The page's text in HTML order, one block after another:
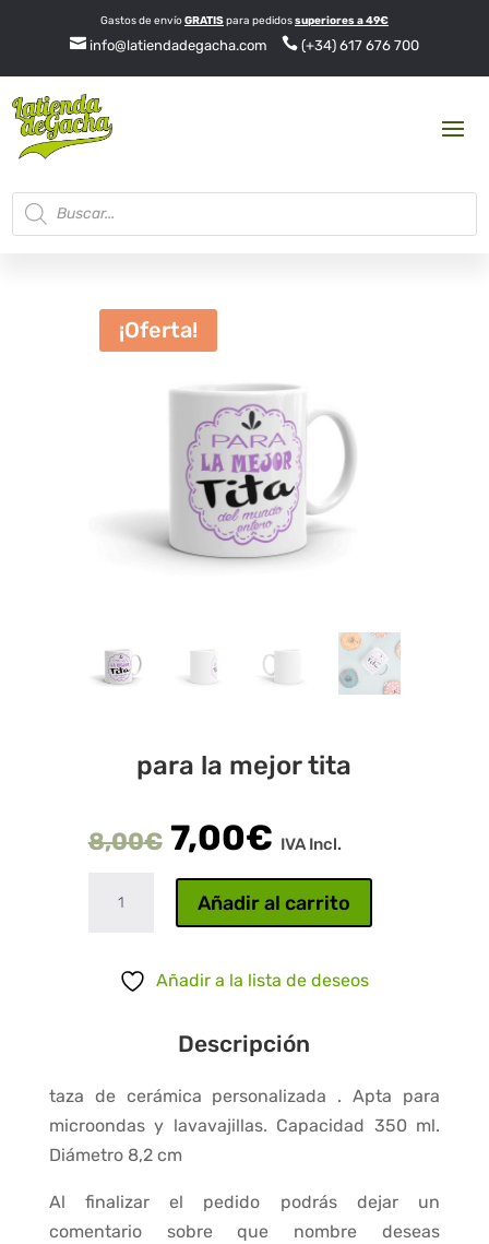
Gastos de envíoGRATISpara pedidossuperiores a 49€
info@latiendadegacha.com (+34) 617 676 700
Búsqueda
de
productos
¡Oferta!
para la mejor tita
8,00€ 7,00€ IVA Incl.
Añadir al carrito
Añadir a la lista de deseos
Descripción
taza de cerámica personalizada . Apta para
microondas y lavavajillas. Capacidad 350 ml.
Diámetro 8,2 cm
Al finalizar el pedido podrás dejar un
comentario sobre que nombre deseas